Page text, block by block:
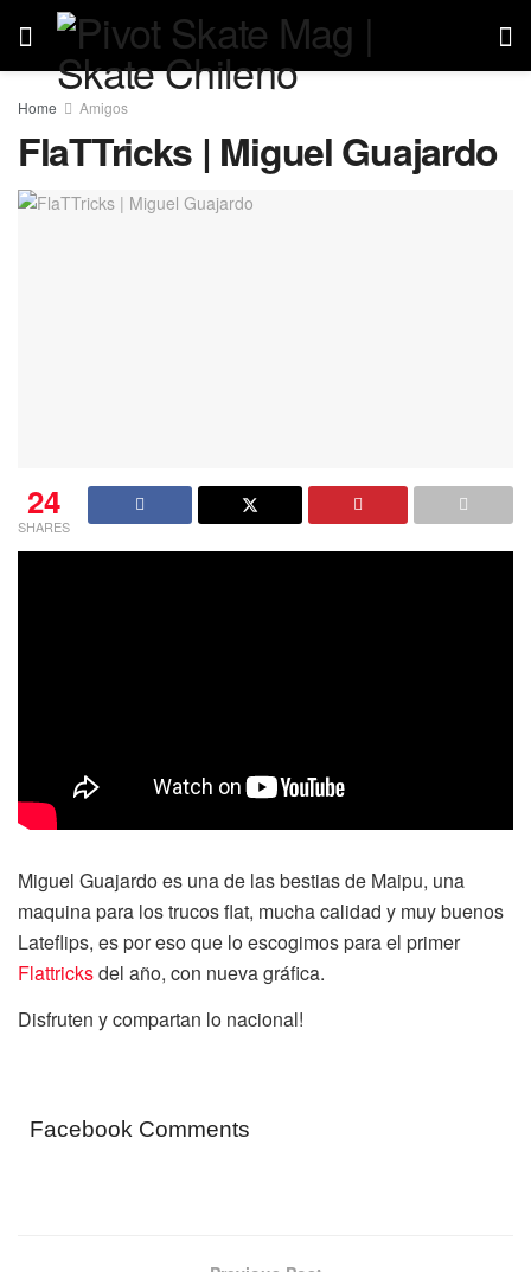
Home Amigos
FlaTTricks | Miguel Guajardo
24
SHARES
Miguel Guajardo es una de las bestias de Maipu, una
maquina para los trucos flat, mucha calidad y muy buenos
Lateflips, es por eso que lo escogimos para el primer
Flattricksdel año, con nueva gráfica.
Disfruten y compartan lo nacional!
Facebook Comments